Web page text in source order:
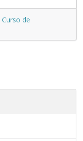
Curso de